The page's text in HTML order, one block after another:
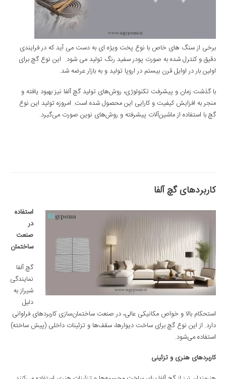
برخی از سنگ های خاص با نوع پخت ویژه ای به دست می آید که در فرایندی
دقیق و کنترل شده به صورت پودر سفید رنگ تولید می شود. این نوع گچ برای
اولین بار در اوایل قرن بیستم در اروپا تولید و به بازار عرضه شد.
با گذشت زمان و پیشرفت تکنولوژی، روش‌های تولید گچ آلفا نیز بهبود یافته و
منجر به افزایش کیفیت و کارایی این محصول شده است. امروزه تولید این نوع
گچ با استفاده از ماشین‌آلات پیشرفته و روش‌های نوین صورت می‌گیرد.
کاربردهای گچ آلفا
استفاده
در
صنعت
ساختمان
گچ آلفا
نمایندگی
شیراز به
دلیل
استحکام بالا و خواص مکانیکی عالی، در صنعت ساختمان‌سازی کاربردهای فراوانی
دارد. از این نوع گچ برای ساخت دیوارها، سقف‌ها و تزئینات داخلی (پیش ساخته)
استفاده می‌شود.
کاربردهای هنری و تزئینی